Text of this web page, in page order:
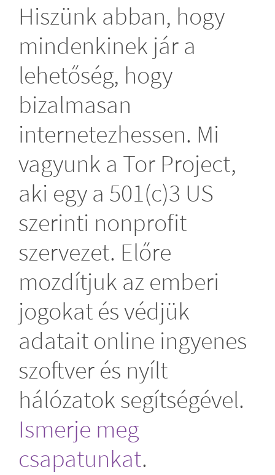
Hiszünk abban, hogy
mindenkinek jár a
lehetőség, hogy
bizalmasan
internetezhessen. Mi
vagyunk a Tor Project,
aki egy a 501(c)3 US
szerinti nonprofit
szervezet. Előre
mozdítjuk az emberi
jogokat és védjük
adatait online ingyenes
szoftver és nyílt
hálózatok segítségével.
Ismerje meg
csapatunkat.